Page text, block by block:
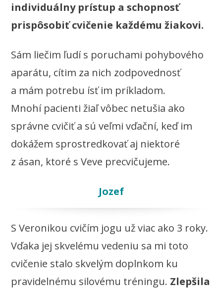
individuálny prístup a schopnosť
prispôsobiť cvičenie každému žiakovi.
Sám liečim ľudí s poruchami pohybového
aparátu, cítim za nich zodpovednosť
a mám potrebu ísť im príkladom.
Mnohí pacienti žiaľ vôbec netušia ako
správne cvičiť a sú veľmi vďační, keď im
dokážem sprostredkovať aj niektoré
z ásan, ktoré s Veve precvičujeme.
Jozef
S Veronikou cvičím jogu už viac ako 3 roky.
Vďaka jej skvelému vedeniu sa mi toto
cvičenie stalo skvelým doplnkom ku
pravidelnému silovému tréningu. Zlepšila